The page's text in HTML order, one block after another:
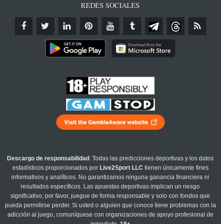
REDES SOCIALES
Descargo de responsabilidad : Todas las predicciones deportivas y los datos
estadísticos proporcionados por Live2Sport LLC tienen únicamente fines
informativos y analíticos. No garantizamos ninguna ganancia financiera ni
resultados específicos. Las apuestas deportivas implican un riesgo
significativo; por favor, juegue de forma responsable y solo con fondos que
pueda permitirse perder. Si usted o alguien que conoce tiene problemas con la
adicción al juego, comuníquese con organizaciones de apoyo profesional de